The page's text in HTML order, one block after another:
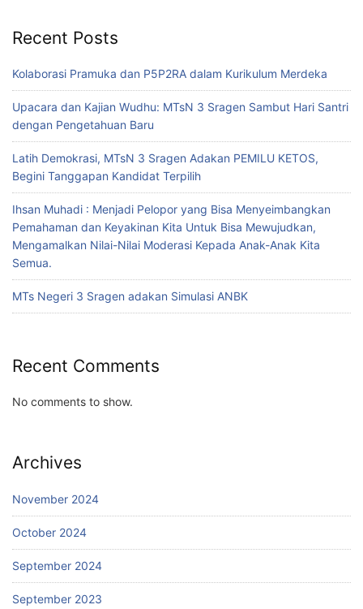
Recent Posts
Kolaborasi Pramuka dan P5P2RA dalam Kurikulum Merdeka
Upacara dan Kajian Wudhu: MTsN 3 Sragen Sambut Hari Santri
dengan Pengetahuan Baru
Latih Demokrasi, MTsN 3 Sragen Adakan PEMILU KETOS,
Begini Tanggapan Kandidat Terpilih
Ihsan Muhadi : Menjadi Pelopor yang Bisa Menyeimbangkan
Pemahaman dan Keyakinan Kita Untuk Bisa Mewujudkan,
Mengamalkan Nilai-Nilai Moderasi Kepada Anak-Anak Kita
Semua.
MTs Negeri 3 Sragen adakan Simulasi ANBK
Recent Comments
No comments to show.
Archives
November 2024
October 2024
September 2024
September 2023